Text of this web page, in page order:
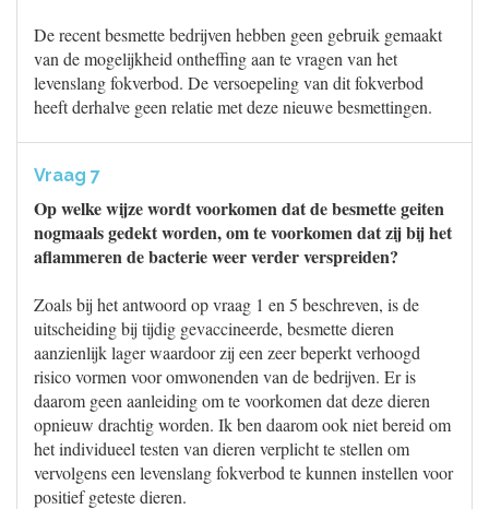
De recent besmette bedrijven hebben geen gebruik gemaakt
van de mogelijkheid ontheffing aan te vragen van het
levenslang fokverbod. De versoepeling van dit fokverbod
heeft derhalve geen relatie met deze nieuwe besmettingen.
Vraag 7
Op welke wijze wordt voorkomen dat de besmette geiten
nogmaals gedekt worden, om te voorkomen dat zij bij het
aflammeren de bacterie weer verder verspreiden?
Zoals bij het antwoord op vraag 1 en 5 beschreven, is de
uitscheiding bij tijdig gevaccineerde, besmette dieren
aanzienlijk lager waardoor zij een zeer beperkt verhoogd
risico vormen voor omwonenden van de bedrijven. Er is
daarom geen aanleiding om te voorkomen dat deze dieren
opnieuw drachtig worden. Ik ben daarom ook niet bereid om
het individueel testen van dieren verplicht te stellen om
vervolgens een levenslang fokverbod te kunnen instellen voor
positief geteste dieren.